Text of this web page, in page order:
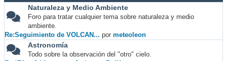
Naturaleza y Medio Ambiente
Foro para tratar cualquier tema sobre naturaleza y medio
ambiente.
Re:Seguimiento de VOLCAN... por meteoleon
Astronomía
Todo sobre la observación del "otro" cielo.